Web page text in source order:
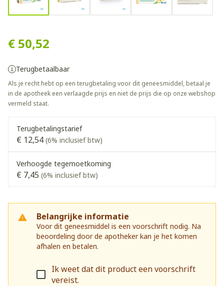
€ 50,52
Terugbetaalbaar
Als je recht hebt op een terugbetaling voor dit geneesmiddel, betaal je
in de apotheek een verlaagde prijs en niet de prijs die op onze webshop
vermeld staat.
Terugbetalingstarief
€ 12,54 (6% inclusief btw)
Verhoogde tegemoetkoming
€ 7,45 (6% inclusief btw)
Belangrijke informatie
Voor dit geneesmiddel is een voorschrift nodig. Na
beoordeling door de apotheker kan je het komen
afhalen en betalen.
Ik weet dat dit product een voorschrift
vereist.